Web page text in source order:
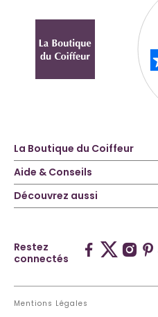
La Boutique du Coiffeur
Aide & Conseils
Découvrez aussi
Restez
connectés
Mentions Légales